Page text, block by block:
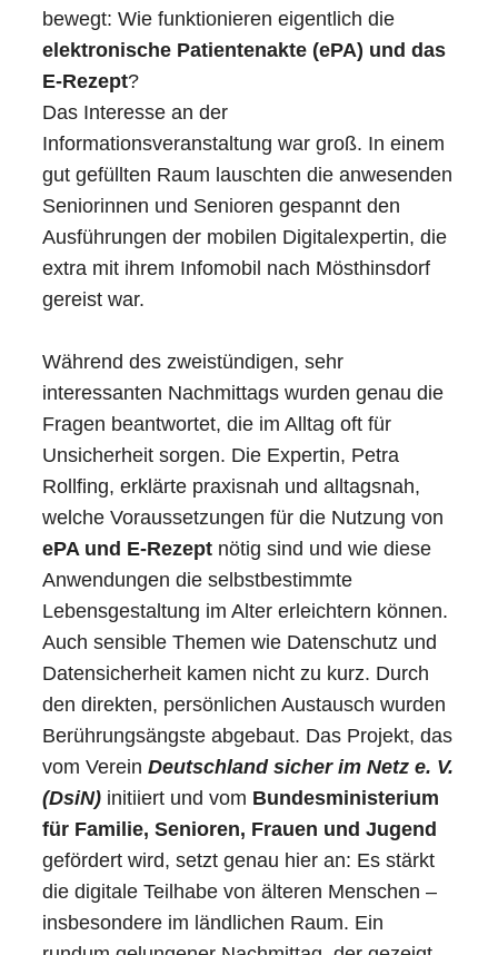
bewegt: Wie funktionieren eigentlich die
elektronische Patientenakte (ePA) und das
E-Rezept?
Das Interesse an der
Informationsveranstaltung war groß. In einem
gut gefüllten Raum lauschten die anwesenden
Seniorinnen und Senioren gespannt den
Ausführungen der mobilen Digitalexpertin, die
extra mit ihrem Infomobil nach Mösthinsdorf
gereist war.
Während des zweistündigen, sehr
interessanten Nachmittags wurden genau die
Fragen beantwortet, die im Alltag oft für
Unsicherheit sorgen. Die Expertin, Petra
Rollfing, erklärte praxisnah und alltagsnah,
welche Voraussetzungen für die Nutzung von
ePA und E-Rezept nötig sind und wie diese
Anwendungen die selbstbestimmte
Lebensgestaltung im Alter erleichtern können.
Auch sensible Themen wie Datenschutz und
Datensicherheit kamen nicht zu kurz. Durch
den direkten, persönlichen Austausch wurden
Berührungsängste abgebaut. Das Projekt, das
vom Verein Deutschland sicher im Netz e. V.
(DsiN) initiiert und vom Bundesministerium
für Familie, Senioren, Frauen und Jugend
gefördert wird, setzt genau hier an: Es stärkt
die digitale Teilhabe von älteren Menschen –
insbesondere im ländlichen Raum. Ein